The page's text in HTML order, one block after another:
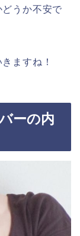
うか不安で
ますね！
ーの内